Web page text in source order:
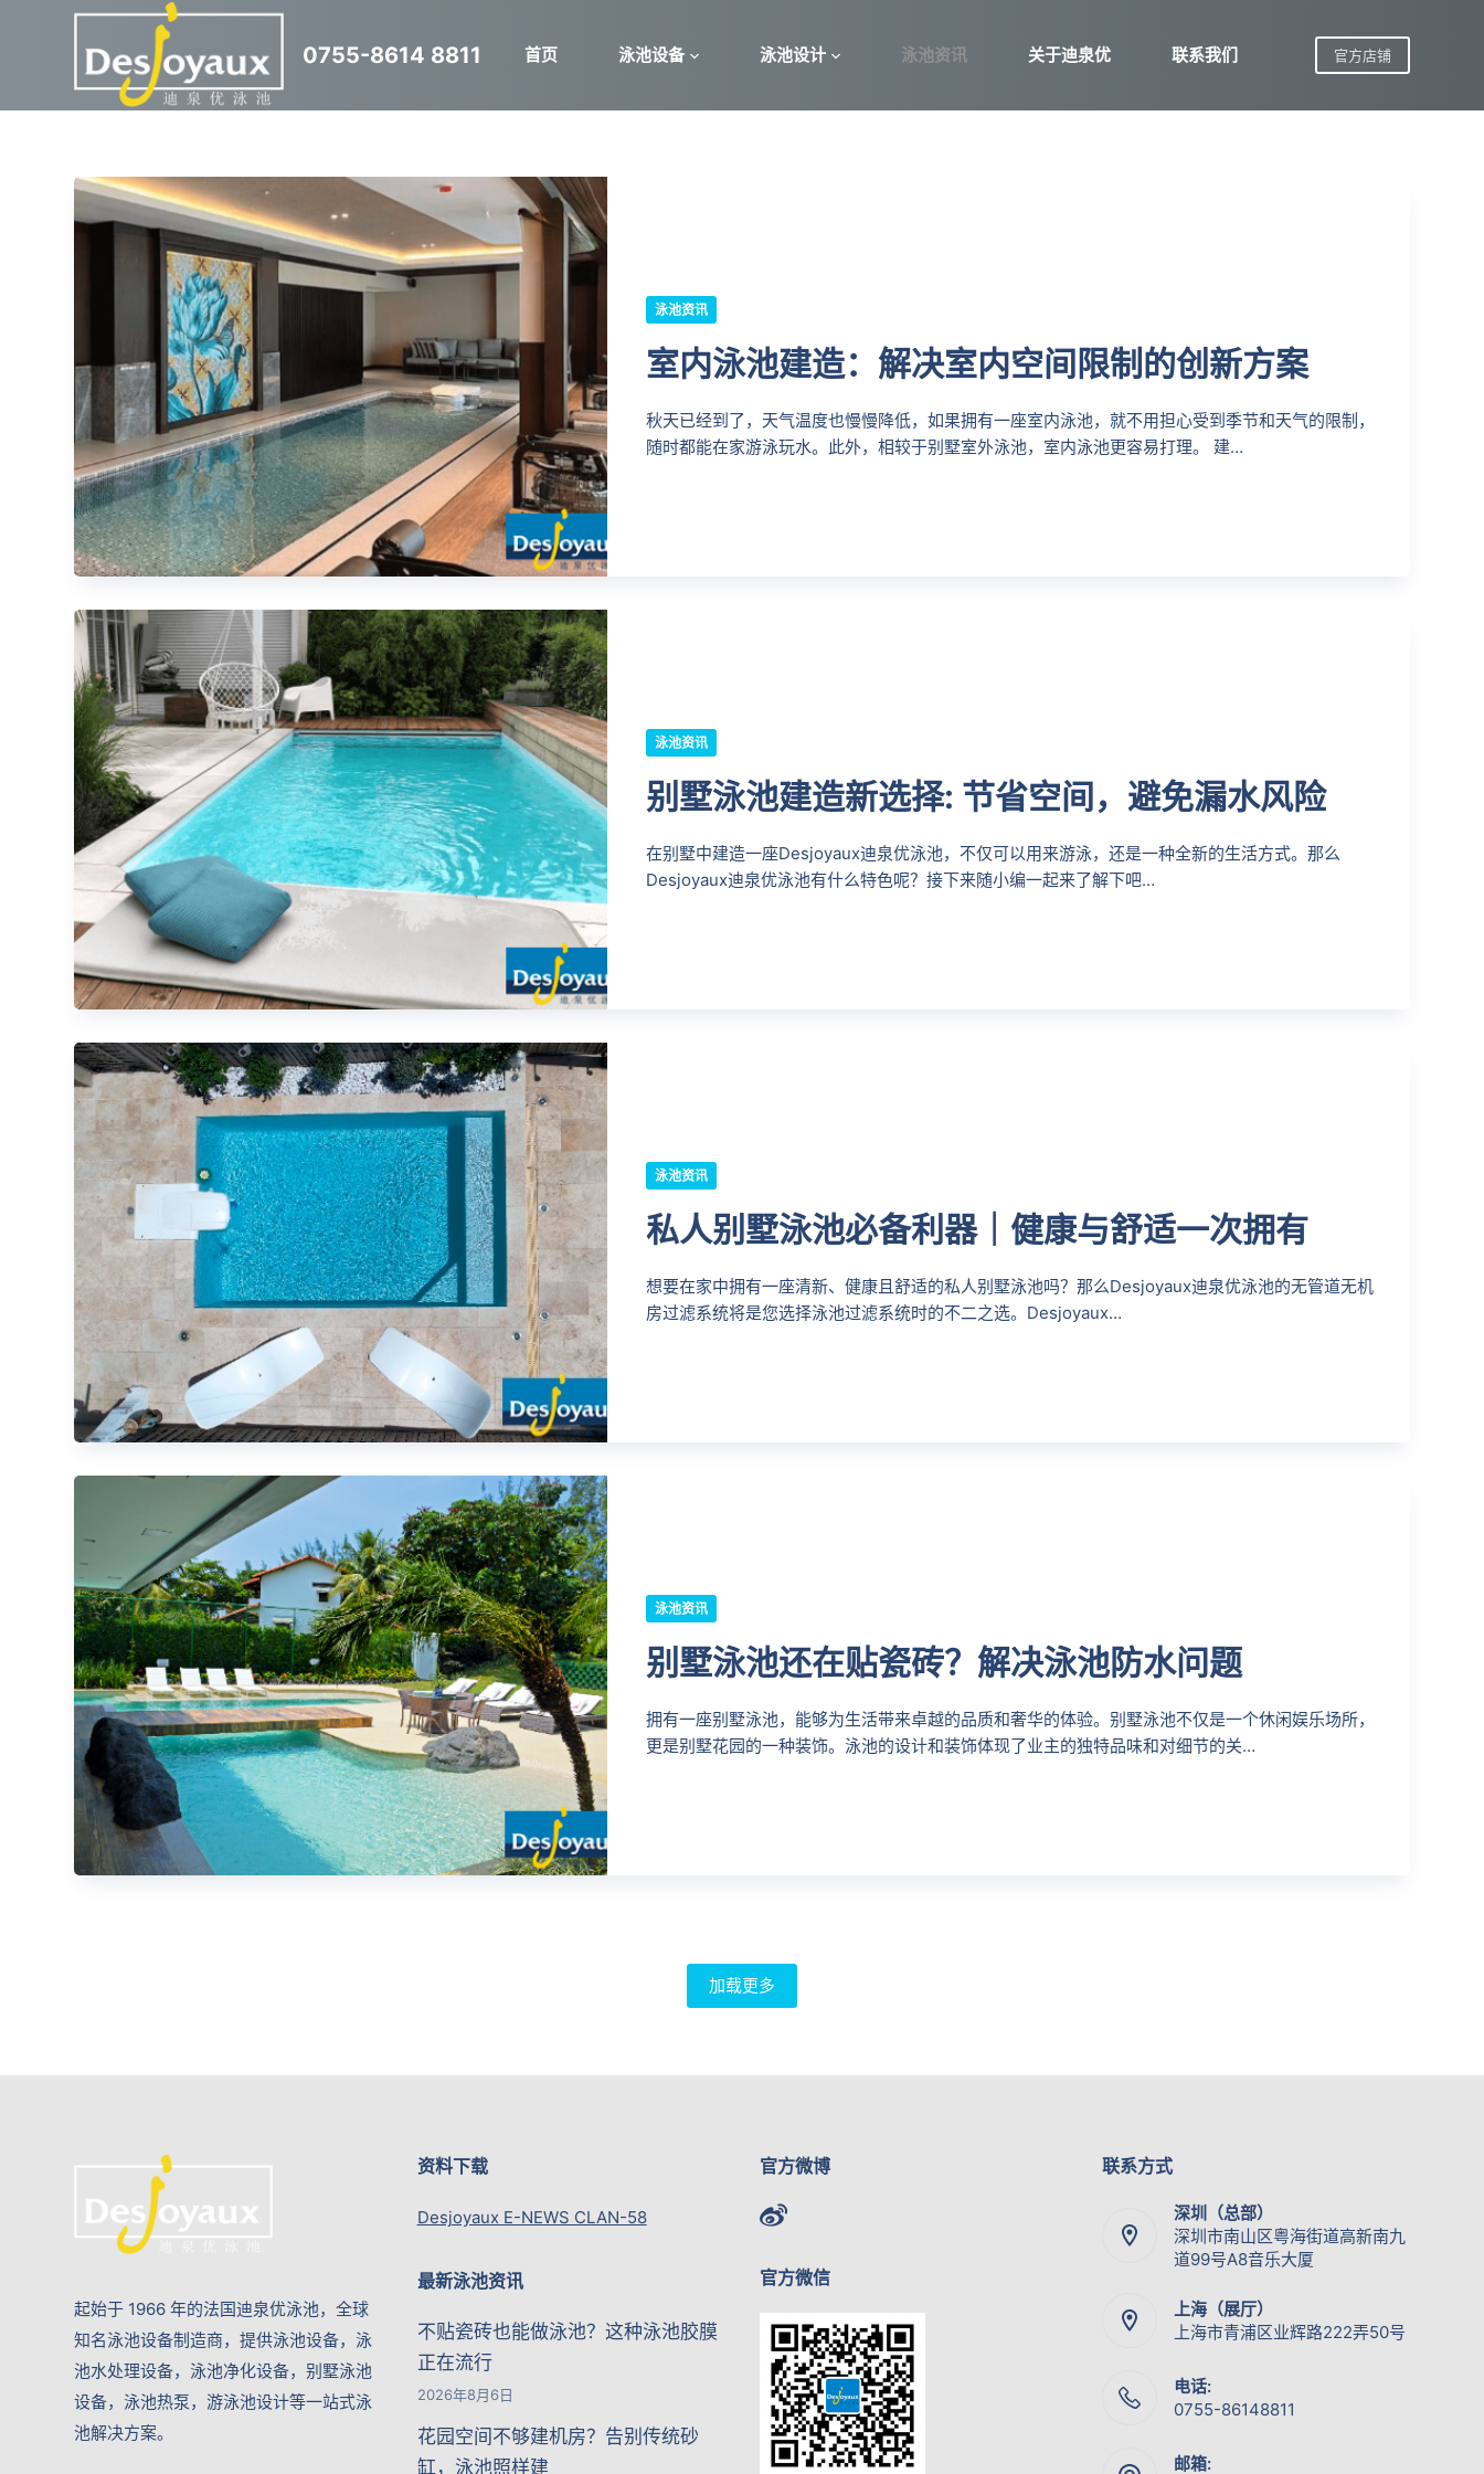
0755-8614 8811 首页 泳池设备 泳池设计 泳池资讯 关于迪泉优 联系我们 官方店铺
泳池资讯
室内泳池建造：解决室内空间限制的创新方案
秋天已经到了，天气温度也慢慢降低，如果拥有一座室内泳池，就不用担心受到季节和天气的限制，
随时都能在家游泳玩水。此外，相较于别墅室外泳池，室内泳池更容易打理。 建…
泳池资讯
别墅泳池建造新选择: 节省空间，避免漏水风险
在别墅中建造一座Desjoyaux迪泉优泳池，不仅可以用来游泳，还是一种全新的生活方式。那么
Desjoyaux迪泉优泳池有什么特色呢？接下来随小编一起来了解下吧…
泳池资讯
私人别墅泳池必备利器｜健康与舒适一次拥有
想要在家中拥有一座清新、健康且舒适的私人别墅泳池吗？那么Desjoyaux迪泉优泳池的无管道无机
房过滤系统将是您选择泳池过滤系统时的不二之选。Desjoyaux…
泳池资讯
别墅泳池还在贴瓷砖？解决泳池防水问题
拥有一座别墅泳池，能够为生活带来卓越的品质和奢华的体验。别墅泳池不仅是一个休闲娱乐场所，
更是别墅花园的一种装饰。泳池的设计和装饰体现了业主的独特品味和对细节的关…
加载更多
起始于 1966 年的法国迪泉优泳池，全球
知名泳池设备制造商，提供泳池设备，泳
池水处理设备，泳池净化设备，别墅泳池
设备，泳池热泵，游泳池设计等一站式泳
池解决方案。
资料下载
Desjoyaux E-NEWS CLAN-58
最新泳池资讯
不贴瓷砖也能做泳池？这种泳池胶膜
正在流行
2026年8月6日
花园空间不够建机房？告别传统砂
缸，泳池照样建
官方微博
官方微信
联系方式
深圳（总部）
深圳市南山区粤海街道高新南九
道99号A8音乐大厦
上海（展厅）
上海市青浦区业辉路222弄50号
电话:
0755-86148811
邮箱: